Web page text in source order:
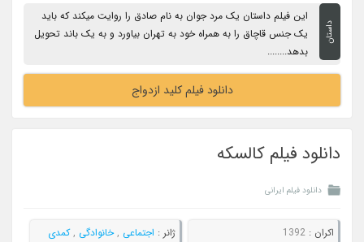
داستان
این فیلم داستان یک مرد جوان به نام صادق را روایت میکند که باید
یک جنس قاچاق را به همراه خود به تهران بیاورد و به یک باند تحویل
بدهد........
دانلود فیلم کلید ازدواج
دانلود فیلم کالسکه
دانلود فیلم ایرانی
اکران :1392 ژانر : اجتماعی ,خانوادگی ,کمدی